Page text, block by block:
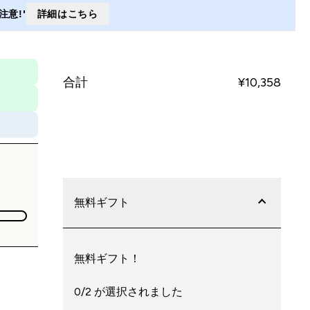
意!' 詳細はこちら
合計 ¥10,358‎
無料ギフト
無料ギフト！
0/2 が選択されました